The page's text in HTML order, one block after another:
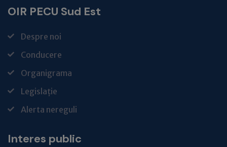
OIR PECU Sud Est
Despre noi
Conducere
Organigrama
Legislație
Alerta nereguli
Interes public